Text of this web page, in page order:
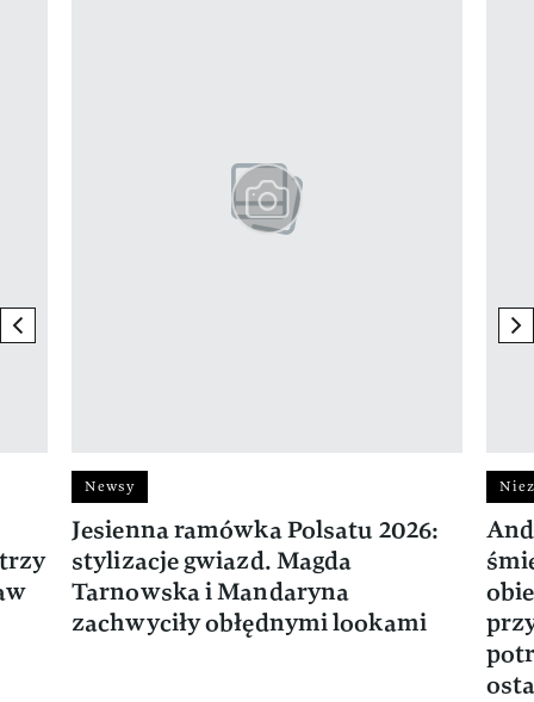
previous element
Newsy
Jesienna ramówka Polsatu 2026:
stylizacje gwiazd. Magda
Tarnowska i Mandaryna
zachwyciły obłędnymi lookami